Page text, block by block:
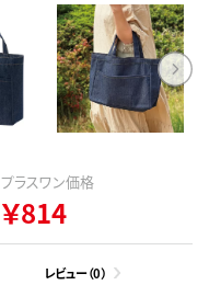
プラスワン価格
￥814
レビュー（0）